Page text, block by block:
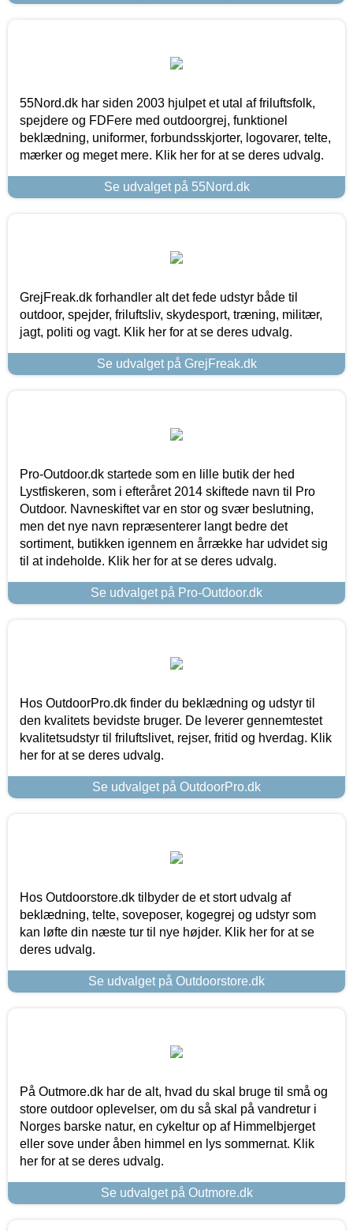
55Nord.dk har siden 2003 hjulpet et utal af friluftsfolk,
spejdere og FDFere med outdoorgrej, funktionel
beklædning, uniformer, forbundsskjorter, logovarer, telte,
mærker og meget mere. Klik her for at se deres udvalg.
Se udvalget på 55Nord.dk
GrejFreak.dk forhandler alt det fede udstyr både til
outdoor, spejder, friluftsliv, skydesport, træning, militær,
jagt, politi og vagt. Klik her for at se deres udvalg.
Se udvalget på GrejFreak.dk
Pro-Outdoor.dk startede som en lille butik der hed
Lystfiskeren, som i efteråret 2014 skiftede navn til Pro
Outdoor. Navneskiftet var en stor og svær beslutning,
men det nye navn repræsenterer langt bedre det
sortiment, butikken igennem en årrække har udvidet sig
til at indeholde. Klik her for at se deres udvalg.
Se udvalget på Pro-Outdoor.dk
Hos OutdoorPro.dk finder du beklædning og udstyr til
den kvalitets bevidste bruger. De leverer gennemtestet
kvalitetsudstyr til friluftslivet, rejser, fritid og hverdag. Klik
her for at se deres udvalg.
Se udvalget på OutdoorPro.dk
Hos Outdoorstore.dk tilbyder de et stort udvalg af
beklædning, telte, soveposer, kogegrej og udstyr som
kan løfte din næste tur til nye højder. Klik her for at se
deres udvalg.
Se udvalget på Outdoorstore.dk
På Outmore.dk har de alt, hvad du skal bruge til små og
store outdoor oplevelser, om du så skal på vandretur i
Norges barske natur, en cykeltur op af Himmelbjerget
eller sove under åben himmel en lys sommernat. Klik
her for at se deres udvalg.
Se udvalget på Outmore.dk